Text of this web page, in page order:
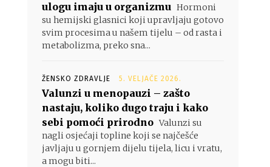
ulogu imaju u organizmu Hormoni
su hemijski glasnici koji upravljaju gotovo
svim procesima u našem tijelu – od rasta i
metabolizma, preko sna...
ŽENSKO ZDRAVLJE 5. VELJAČE 2026.
Valunzi u menopauzi – zašto
nastaju, koliko dugo traju i kako
sebi pomoći prirodno Valunzi su
nagli osjećaji topline koji se najčešće
javljaju u gornjem dijelu tijela, licu i vratu,
a mogu biti...